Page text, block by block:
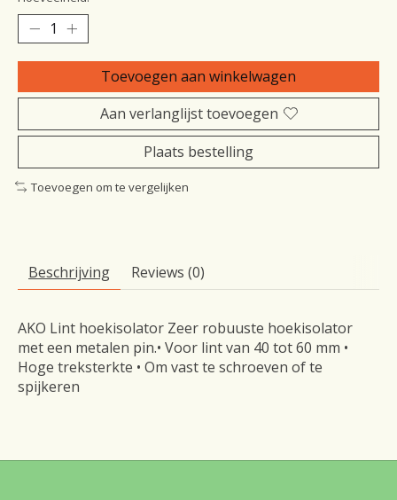
Toevoegen aan winkelwagen
Aan verlanglijst toevoegen
Plaats bestelling
Toevoegen om te vergelijken
Beschrijving Reviews (0)
AKO Lint hoekisolator Zeer robuuste hoekisolator
met een metalen pin.• Voor lint van 40 tot 60 mm •
Hoge treksterkte • Om vast te schroeven of te
spijkeren